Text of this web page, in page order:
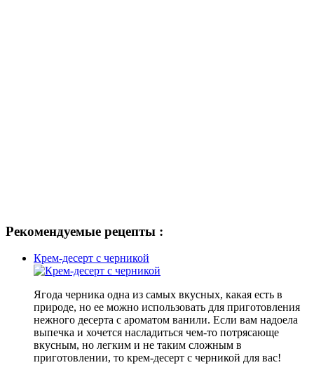
Рекомендуемые рецепты :
Крем-десерт с черникой
Ягода черника одна из самых вкусных, какая есть в
природе, но ее можно использовать для приготовления
нежного десерта с ароматом ванили. Если вам надоела
выпечка и хочется насладиться чем-то потрясающе
вкусным, но легким и не таким сложным в
приготовлении, то крем-десерт с черникой для вас!